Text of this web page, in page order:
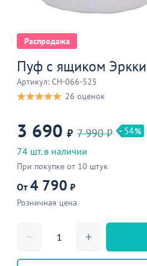
Распродажа
Пуф с ящиком
Артикул: CH-066-525
26 оценок
3 690 ₽ 7 990 ₽ 54
74 шт. в наличии
При покупке от 10 штук
От 4 790 ₽
Розничная цена